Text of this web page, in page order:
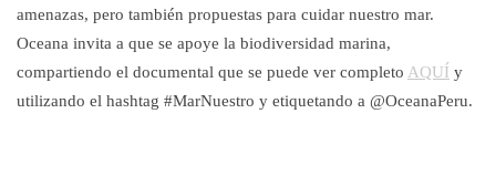
amenazas, pero también propuestas para cuidar nuestro mar.
Oceana invita a que se apoye la biodiversidad marina,
compartiendo el documental que se puede ver completo AQUÍ y
utilizando el hashtag #MarNuestro y etiquetando a @OceanaPeru.